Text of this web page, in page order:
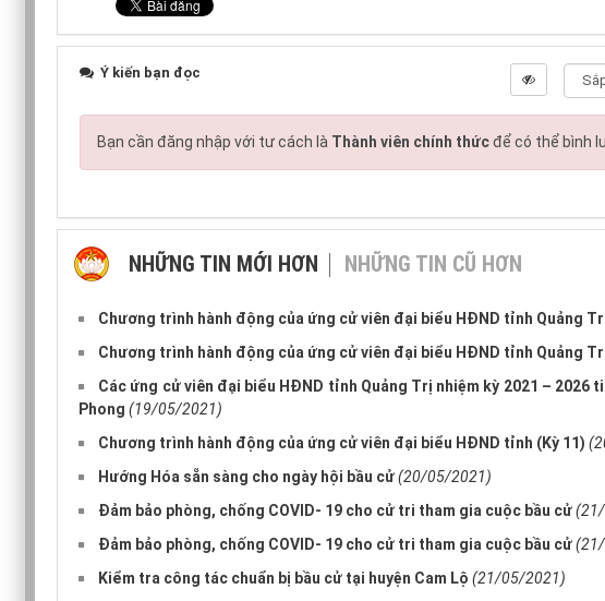
Ý kiến bạn đọc
Bạn cần đăng nhập với tư cách là Thành viên chính thứcđể có thể bình
NHỮNG TIN MỚI HƠN NHỮNG TIN CŨ HƠN
Chương trình hành động của ứng cử viên đại biểu HĐND tỉnh Quảng
Chương trình hành động của ứng cử viên đại biểu HĐND tỉnh Quảng
Các ứng cử viên đại biểu HĐND tỉnh Quảng Trị nhiệm kỳ 2021 –
Phong (19/05/2021)
Chương trình hành động của ứng cử viên đại biểu HĐND tỉnh (Kỳ 11)
Hướng Hóa sẵn sàng cho ngày hội bầu cử(20/05/2021)
Đảm bảo phòng, chống COVID- 19 cho cử tri tham gia cuộc bầu cử
Đảm bảo phòng, chống COVID- 19 cho cử tri tham gia cuộc bầu cử
Kiểm tra công tác chuẩn bị bầu cử tại huyện Cam Lộ (21/05/2021)